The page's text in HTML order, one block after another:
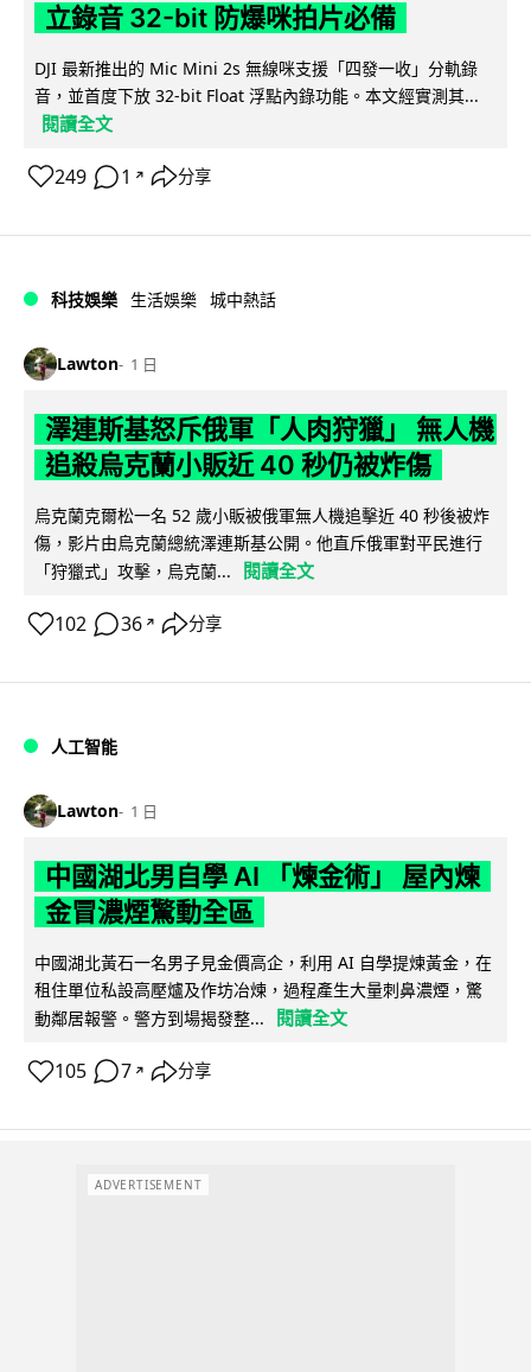
立錄音 32-bit 防爆咪拍片必備
DJI 最新推出的 Mic Mini 2s 無線咪支援「四發一收」分軌錄
音，並首度下放 32-bit Float 浮點內錄功能。本文經實測其...
閱讀全文
249 1 ↗ 分享
科技娛樂 生活娛樂 城中熱話
Lawton 1 日
澤連斯基怒斥俄軍「人肉狩獵」 無人機
追殺烏克蘭小販近 40 秒仍被炸傷
烏克蘭克爾松一名 52 歲小販被俄軍無人機追擊近 40 秒後被炸
傷，影片由烏克蘭總統澤連斯基公開。他直斥俄軍對平民進行
「狩獵式」攻擊，烏克蘭...
閱讀全文
102 36 ↗ 分享
人工智能
Lawton 1 日
中國湖北男自學 AI 「煉金術」 屋內煉
金冒濃煙驚動全區
中國湖北黃石一名男子見金價高企，利用 AI 自學提煉黃金，在
租住單位私設高壓爐及作坊冶煉，過程產生大量刺鼻濃煙，驚
動鄰居報警。警方到場揭發整...
閱讀全文
105 7 ↗ 分享
ADVERTISEMENT